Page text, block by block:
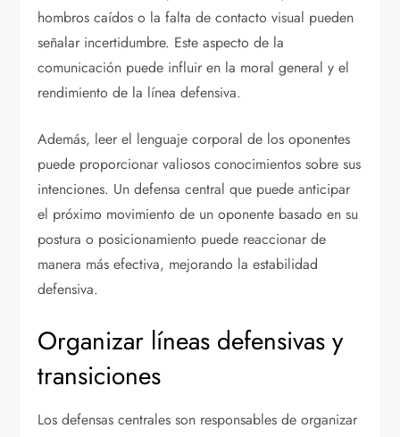
hombros caídos o la falta de contacto visual pueden
señalar incertidumbre. Este aspecto de la
comunicación puede influir en la moral general y el
rendimiento de la línea defensiva.
Además, leer el lenguaje corporal de los oponentes
puede proporcionar valiosos conocimientos sobre sus
intenciones. Un defensa central que puede anticipar
el próximo movimiento de un oponente basado en su
postura o posicionamiento puede reaccionar de
manera más efectiva, mejorando la estabilidad
defensiva.
Organizar líneas defensivas y
transiciones
Los defensas centrales son responsables de organizar